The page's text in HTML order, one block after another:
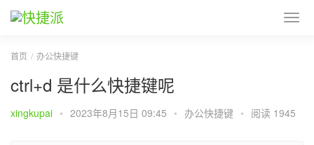
首页 办公快捷键
ctrl+d 是什么快捷键呢
xingkupai • 2023年8月15日 09:45 • 办公快捷键 • 阅读 1945